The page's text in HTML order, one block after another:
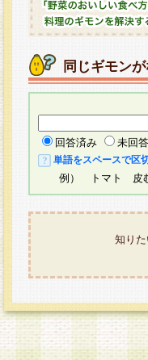
同じギモン
回答済み 未回答
単語をスペースで区
例） トマト 皮
知り